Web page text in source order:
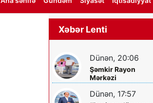
Xəbər Lenti
Dünən, 20:06
Şəmkir Rayon
Mərkəzi
Xəstəxanasının
həkimi Ceyhun
Dünən, 17:57